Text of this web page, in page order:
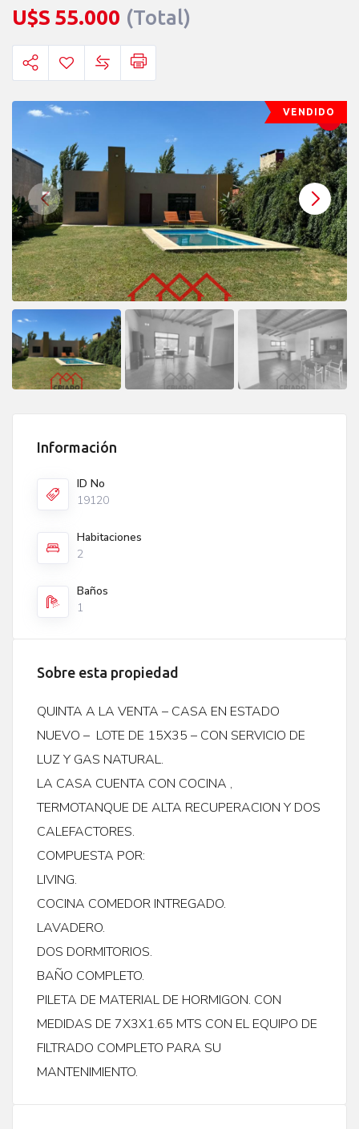
U$S 55.000 (Total)
VENDIDO
Información
ID No
19120
Habitaciones
2
Baños
1
Sobre esta propiedad
QUINTA A LA VENTA – CASA EN ESTADO
NUEVO – LOTE DE 15X35 – CON SERVICIO DE
LUZ Y GAS NATURAL.
LA CASA CUENTA CON COCINA ,
TERMOTANQUE DE ALTA RECUPERACION Y DOS
CALEFACTORES.
COMPUESTA POR:
LIVING.
COCINA COMEDOR INTREGADO.
LAVADERO.
DOS DORMITORIOS.
BAÑO COMPLETO.
PILETA DE MATERIAL DE HORMIGON. CON
MEDIDAS DE 7X3X1.65 MTS CON EL EQUIPO DE
FILTRADO COMPLETO PARA SU
MANTENIMIENTO.